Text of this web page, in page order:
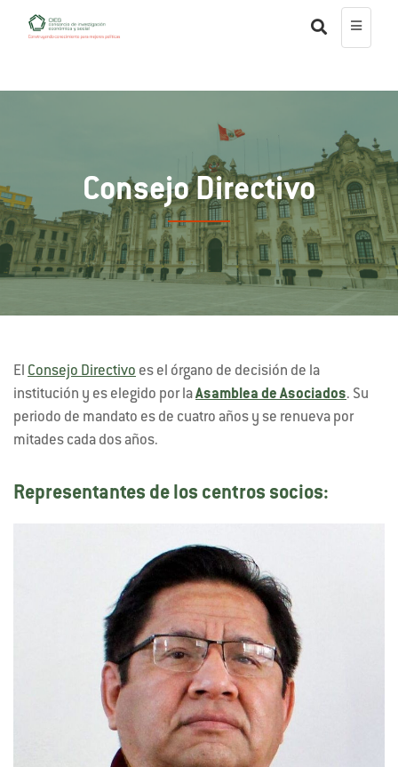
Consejo Directivo
El Consejo Directivo es el órgano de decisión de la
institución y es elegido por laAsamblea de Asociados. Su
periodo de mandato es de cuatro años y se renueva por
mitades cada dos años.
Representantes de los centros socios: